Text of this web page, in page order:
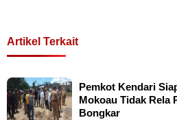
Artikel Terkait
Pemkot Kendari
Mokoau Tidak Rela
Bongkar